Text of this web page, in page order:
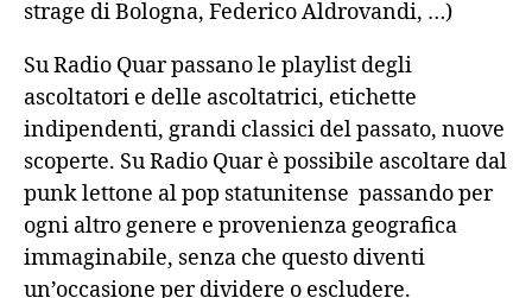
strage di Bologna, Federico Aldrovandi, …)
Su Radio Quar passano le playlist degli
ascoltatori e delle ascoltatrici, etichette
indipendenti, grandi classici del passato, nuove
scoperte. Su Radio Quar è possibile ascoltare dal
punk lettone al pop statunitense passando per
ogni altro genere e provenienza geografica
immaginabile, senza che questo diventi
un’occasione per dividere o escludere.